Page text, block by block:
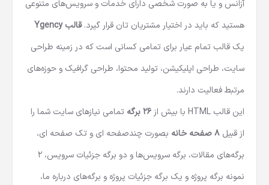
آزانس و یا به صورت شخصی دارای خدمات و سرویس‌های متنوعی
هستید که باید در اختیار مشتریان تان قرار گیرد.قالب Ygency
یک قالب تمام عیار برای تمامی کسانی است که در زمینه طراحی
سایت، طراحی اپلیکیشن، تولید محتوا، طراحی گرافیک و حوزه‌های
مرتبط فعالیت دارند.
این قالب HTML با بیش از 26 برگه
تمامی نیازهای سایت شما را
از قبیل 8 صفحه خانه
بصورت چندصفحه ای و تک صفحه ای،
برگه‌های مقالات، برگه سرویس‌ها و دو برگه جزئیات سرویس، 2
نمونه برگه پروژه و یک برگه جزئیات پروژه و برگه‌های درباره ما،